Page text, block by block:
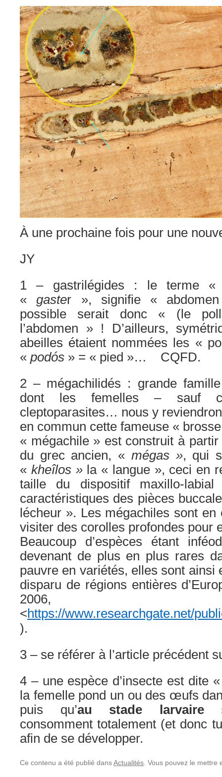
À une prochaine fois pour une
JY
1 – gastrilégides : le terme
« gaster », signifie «
possible serait donc « (le
l’abdomen » ! D’ailleurs,
abeilles étaient nommées les «
« podós » = « pied »… CQFD.
2 – mégachilidés : grande famille
dont les femelles – sauf
cleptoparasites… nous y
en commun cette fameuse «
« mégachile » est construit à
du grec ancien, « mégas », qui
« kheîlos »la « langue », ceci en
taille du dispositif maxillo-
caractéristiques des pièces
lécheur ». Les mégachiles sont
visiter des corolles profondes pour
Beaucoup d’espèces étant
devenant de plus en plus rares
pauvre en variétés, elles sont ainsi
disparu de régions entières
2006,
<https://www.researchgate.net/
).
3 – se référer à l’article précédent
4 – une espèce d’insecte est dite
la femelle pond un ou des œufs
puis qu’au stade larvaire
consomment totalement (et donc
afin de se développer.
Ce contenu a été publié dansActualités. Vous pouvez le mettre